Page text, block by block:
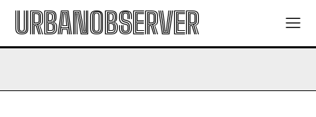
URBANOBSERVER